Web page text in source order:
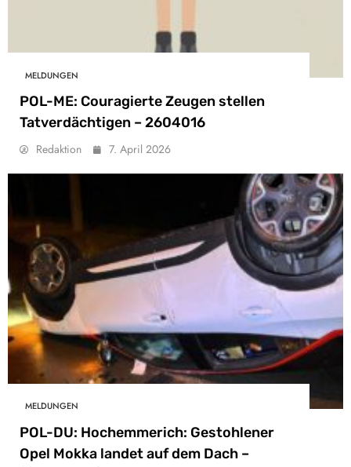
MELDUNGEN
POL-ME: Couragierte Zeugen stellen
Tatverdächtigen – 2604016
Redaktion 7. April 2026
MELDUNGEN
POL-DU: Hochemmerich: Gestohlener
Opel Mokka landet auf dem Dach –